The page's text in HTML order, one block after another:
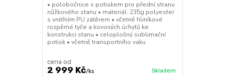
• polobočnice s potiskem pro přední stranu
nůžkového stanu • materiál: 235g polyester
s vnitřním PU zátěrem • včetně hliníkové
rozpěrné tyče a kovových úchytů ke
konstrukci stanu • celoplošný sublimační
potisk • včetně transportního vaku
cena od
2 999 Kč/ks Skladem